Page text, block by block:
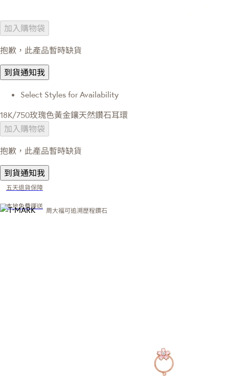
加入購物袋
抱歉，此產品暫時缺貨
到貨通知我
Select Styles for Availability
18K/750玫瑰色黃金鑲天然鑽石耳環
加入購物袋
抱歉，此產品暫時缺貨
到貨通知我
五天退貨保障
本地免費運送
周大福可追溯歷程鑽石